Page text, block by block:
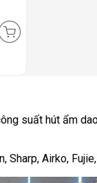
suất hút ẩm
Airko,